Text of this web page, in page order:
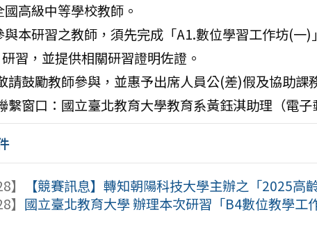
國高級中等學校教師。
與本研習之教師，須先完成「A1.數位學習工作坊(一
習，並提供相關研習證明佐證。
請鼓勵教師參與，並惠予出席人員公(差)假及協助課
繫窗口：國立臺北教育大學教育系黃鈺淇助理（電
】
【競賽訊息】轉知朝陽科技大學主辦之「2025高
】 國立臺北教育大學 辦理本次研習「B4數位教學工